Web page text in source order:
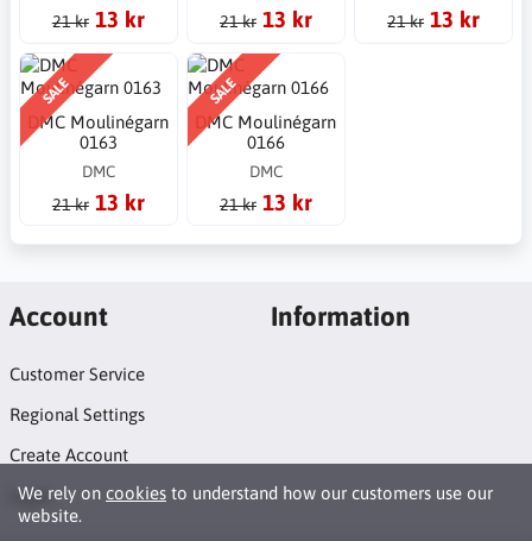
21 kr 13 kr
21 kr 13 kr
21 kr 13 kr
SALE
DMC Moulinégarn
0163
DMC
21 kr 13 kr
SALE
DMC Moulinégarn
0166
DMC
21 kr 13 kr
We rely on cookies to understand how our customers use our
website.
Account
Customer Service
Regional Settings
Create Account
Login
Information